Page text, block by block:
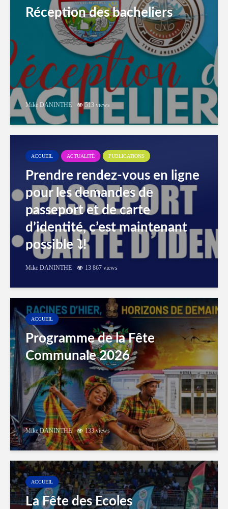
Réception des bacheliers
Mike DANINTHE 513 views
ACCUEIL ACTUALITÉ PUBLICATIONS
Prendre rendez-vous en ligne
pour les demandes de
passeport et de carte
d’identité, c’est maintenant
possible ⤵️!
Mike DANINTHE 13 867 views
ACCUEIL
Programme de la Fête
Communale 2026
Mike DANINTHE 133 views
ACCUEIL
La Fête des Ecoles